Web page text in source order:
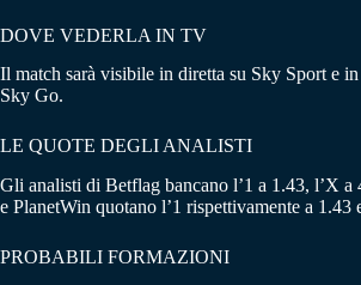
DOVE VEDERLA IN TV
Il match sarà visibile in diretta su Sky Sport e
Sky Go.
LE QUOTE DEGLI ANALISTI
Gli analisti di Betflag bancano l’1 a 1.43, l’X a
e PlanetWin quotano l’1 rispettivamente a 1.43
PROBABILI FORMAZIONI